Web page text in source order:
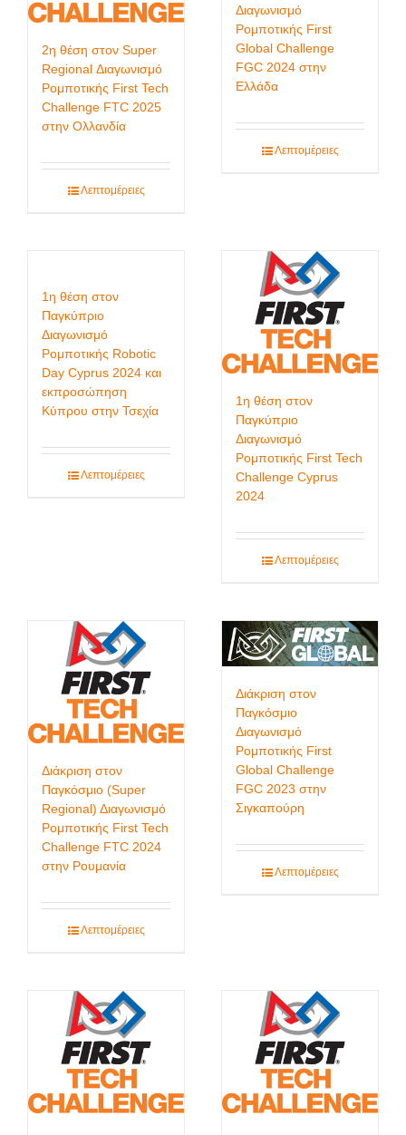
2η θέση στον Super
Regional Διαγωνισμό
Ρομποτικής First Tech
Challenge FTC 2025
στην Ολλανδία
Λεπτομέρειες
Διαγωνισμό
Ρομποτικής First
Global Challenge
FGC 2024 στην
Ελλάδα
Λεπτομέρειες
1η θέση στον
Παγκύπριο
Διαγωνισμό
Ρομποτικής Robotic
Day Cyprus 2024 και
εκπροσώπηση
Κύπρου στην Τσεχία
Λεπτομέρειες
1η θέση στον
Παγκύπριο
Διαγωνισμό
Ρομποτικής First Tech
Challenge Cyprus
2024
Λεπτομέρειες
Διάκριση στον
Παγκόσμιο (Super
Regional) Διαγωνισμό
Ρομποτικής First Tech
Challenge FTC 2024
στην Ρουμανία
Λεπτομέρειες
Διάκριση στον
Παγκόσμιο
Διαγωνισμό
Ρομποτικής First
Global Challenge
FGC 2023 στην
Σιγκαπούρη
Λεπτομέρειες